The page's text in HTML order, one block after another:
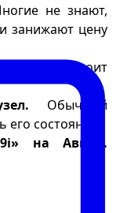
не знают,
занижают цену
стоит
Обычный
состояние.
на Авито.